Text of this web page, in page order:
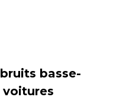
basse-
voitures